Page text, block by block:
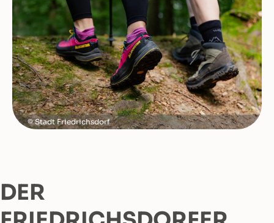
Stadt Friedrichsdorf
DER